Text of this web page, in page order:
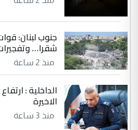
سردار
التعليق : واحد من
جنسية الرافد الثالث
ابا فرات ...
الموضوع :
الجواهري
مضجعيك يابن الزنا (نص
جنوب لبنان:
شقرا…
منذ 2 ساعة
الداخلية :
الاخيرة
منذ 3 ساعة